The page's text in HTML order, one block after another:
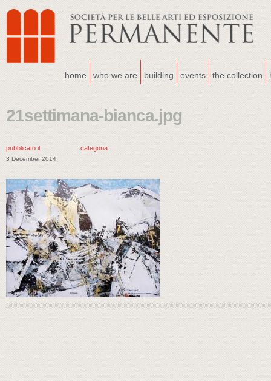
home who we are building events the collection
21settimana-bianca.jpg
pubblicato il
3 December 2014
categoria